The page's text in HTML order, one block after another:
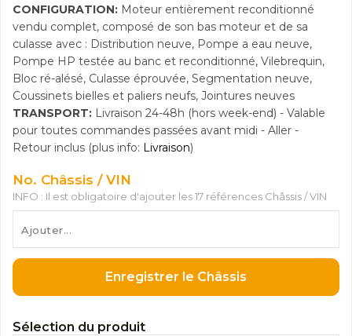
CONFIGURATION: Moteur entièrement reconditionné
vendu complet, composé de son bas moteur et de sa
culasse avec : Distribution neuve, Pompe a eau neuve,
Pompe HP testée au banc et reconditionné, Vilebrequin,
Bloc ré-alésé, Culasse éprouvée, Segmentation neuve,
Coussinets bielles et paliers neufs, Jointures neuves
TRANSPORT: Livraison 24-48h (hors week-end) - Valable
pour toutes commandes passées avant midi - Aller -
Retour inclus (plus info: Livraison)
No. Châssis / VIN
INFO : Il est obligatoire d'ajouter les 17 références Châssis / VIN
Enregistrer le Châssis
Sélection du produit